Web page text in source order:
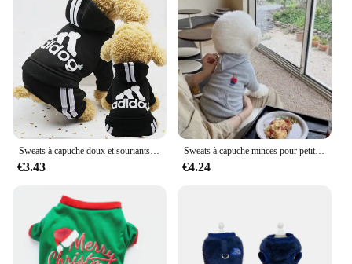
Sweats à capuche doux et souriants pour chiens, sweat-shirt chaud, veste de costume pour animaux de compagnie, vêtements pour chiens, chihuahua, bouledogue français, labrador
€3.43
Sweats à capuche minces pour petits chiens, sweat-shirt pour chiot, chihuahua, bouledogue français, vêtements solides, costume pour chien, brin, automne
€4.24